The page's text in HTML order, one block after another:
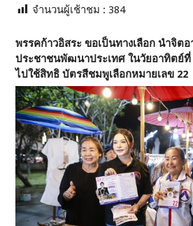
จำนวนผู้เช้าชม :384
พรรคก้าวอิสระ ขอเป็นทางเลือก นำจิต
ประชาชนพัฒนาประเทศ ในวัยอาทิตย์
ไปใช้สิทธิ บัตรสีชมพูเลือกหมายเลข 22